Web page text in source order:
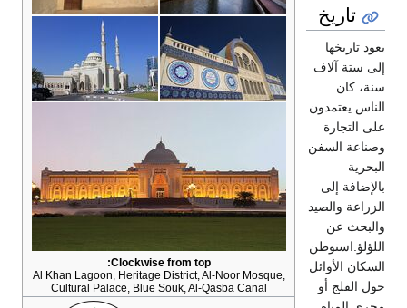
Clockwise from top:
Al Khan Lagoon, Heritage District, Al-Noor Mosque,
Cultural Palace, Blue Souk, Al-Qasba Canal
تاريخ
يعود تاريخها
إلى ستة آلاف
سنة، كان
الناس يعتمدون
على التجارة
وصناعة السفن
البحرية
بالإضافة إلى
الزراعة والصيد
والبحث عن
اللؤلؤ.استوطن
السكان الأوائل
حول الفلج أو